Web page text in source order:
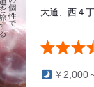
大通、西４
￥2,000